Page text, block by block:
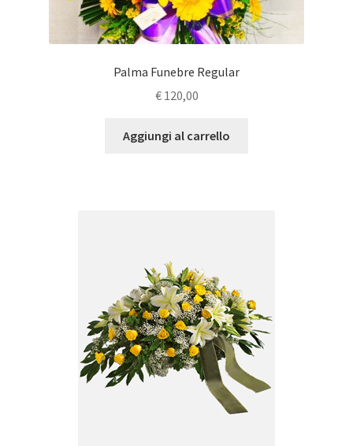
Palma Funebre Regular
€120,00
Aggiungi al carrello